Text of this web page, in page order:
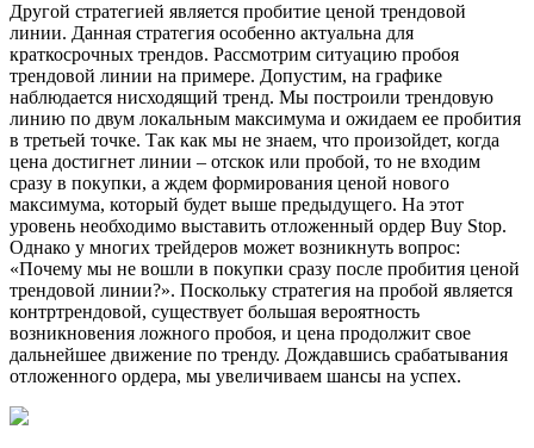
Другой стратегией является пробитие ценой трендовой
линии. Данная стратегия особенно актуальна для
краткосрочных трендов. Рассмотрим ситуацию пробоя
трендовой линии на примере. Допустим, на графике
наблюдается нисходящий тренд. Мы построили трендовую
линию по двум локальным максимума и ожидаем ее пробития
в третьей точке. Так как мы не знаем, что произойдет, когда
цена достигнет линии – отскок или пробой, то не входим
сразу в покупки, а ждем формирования ценой нового
максимума, который будет выше предыдущего. На этот
уровень необходимо выставить отложенный ордер Buy Stop.
Однако у многих трейдеров может возникнуть вопрос:
«Почему мы не вошли в покупки сразу после пробития ценой
трендовой линии?». Поскольку стратегия на пробой является
контртрендовой, существует большая вероятность
возникновения ложного пробоя, и цена продолжит свое
дальнейшее движение по тренду. Дождавшись срабатывания
отложенного ордера, мы увеличиваем шансы на успех.